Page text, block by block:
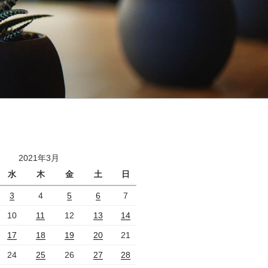
2021年3月
水
木 金 土 日
3 4 5 6 7
10 11 12 13 14
17 18 19 20 21
24 25 26 27 28